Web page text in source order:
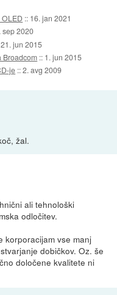
OLED :: 16. jan 2021
sep 2020
21. jun 2015
Broadcom :: 1. jun 2015
je ::2. avg 2009
žal.
ali tehnološki
odločitev.
korporacijam vse manj
dobičkov. Oz. še
določene kvalitete ni